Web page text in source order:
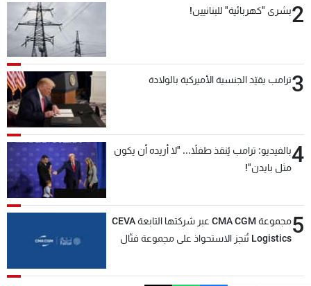
2بشرى "كهربائية" للبنانيين!
3ترامب يقيّد الجنسية الأميركية بالولادة
4بالفيديو: ترامب يُنقذ طفلاً... "لا أريده أن يكون
مثل بايدن"!
5
مجموعة CMA CGM عبر شركتها التابعة CEVA
Logistics تُنجز الاستحواذ على مجموعة فتّال